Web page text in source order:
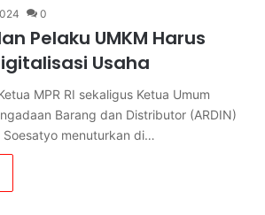
0
Pelaku UMKM Harus
Usaha
MPR RI sekaligus Ketua Umum
Barang dan Distributor (ARDIN)
Soesatyo menuturkan di…